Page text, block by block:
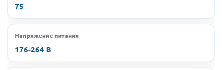
75
Напряжение питания
176-264 В